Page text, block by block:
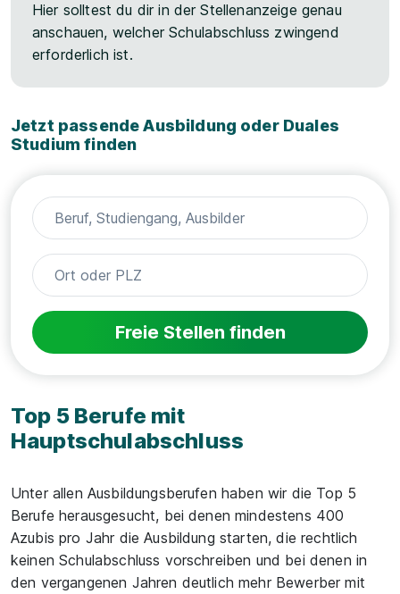
Hier solltest du dir in der Stellenanzeige genau
anschauen, welcher Schulabschluss zwingend
erforderlich ist.
Jetzt passende Ausbildung oder Duales
Studium finden
Freie Stellen finden
Top 5 Berufe mit
Hauptschulabschluss
Unter allen Ausbildungsberufen haben wir die Top 5
Berufe herausgesucht, bei denen mindestens 400
Azubis pro Jahr die Ausbildung starten, die rechtlich
keinen Schulabschluss vorschreiben und bei denen in
den vergangenen Jahren deutlich mehr Bewerber mit